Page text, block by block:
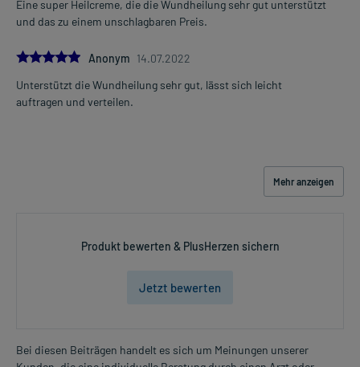
Für die Information an dieser Stelle werden vor allem
Nebenwirkungen berücksichtigt, die bei mindestens einem von
1.000 behandelten Patienten auftreten.
Zusammensetzung:
Wollwachsalkohole
+
Der Wirkstoff heilt verletzte Haut und Schleimhaut. Er ist
Eine super Heilcreme, die die Wundheilung sehr gut unterstützt
und das zu einem unschlagbaren Preis.
5.0Anonym 14.07.2022
Unterstützt die Wundheilung sehr gut, lässt sich leicht
auftragen und verteilen.
Mehr anzeigen
Produkt bewerten & PlusHerzen sichern
Jetzt bewerten
Bei diesen Beiträgen handelt es sich um Meinungen unserer